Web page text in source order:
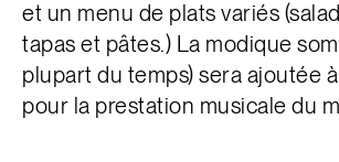
et un menu de plats variés
tapas et pâtes.) La modique
plupart du temps) sera ajoutée
pour la prestation musicale du